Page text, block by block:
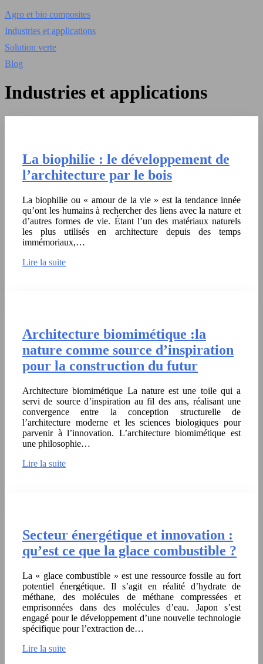
Agro et bio composites
Industries et applications
Solution verte
Blog
Industries et applications
La biophilie : le développement de
l’architecture par le bois
La biophilie ou « amour de la vie » est la tendance innée
qu’ont les humains à rechercher des liens avec la nature et
d’autres formes de vie. Étant l’un des matériaux naturels
les plus utilisés en architecture depuis des temps
immémoriaux,…
Lire la suite
Architecture biomimétique :la
nature comme source d’inspiration
pour la construction du futur
Architecture biomimétique La nature est une toile qui a
servi de source d’inspiration au fil des ans, réalisant une
convergence entre la conception structurelle de
l’architecture moderne et les sciences biologiques pour
parvenir à l’innovation. L’architecture biomimétique est
une philosophie…
Lire la suite
Secteur énergétique et innovation :
qu’est ce que la glace combustible ?
La « glace combustible » est une ressource fossile au fort
potentiel énergétique. Il s’agit en réalité d’hydrate de
méthane, des molécules de méthane compressées et
emprisonnées dans des molécules d’eau. Japon s’est
engagé pour le développement d’une nouvelle technologie
spécifique pour l’extraction de…
Lire la suite